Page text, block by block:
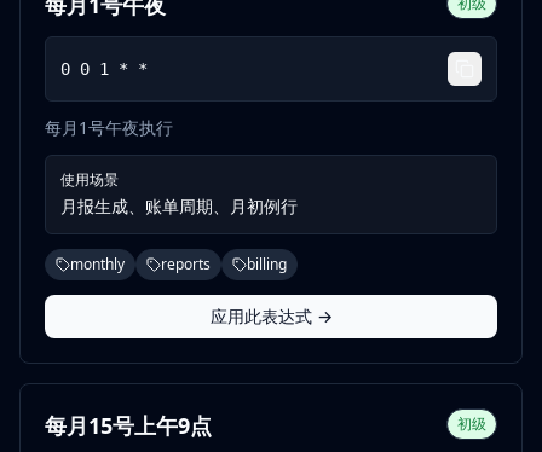
0 0 1 * *
每月1号午夜执行
使用场景
月报生成、账单周期、月初例行
monthly reports billing
应用此表达式 →
每月15号上午9点 初级